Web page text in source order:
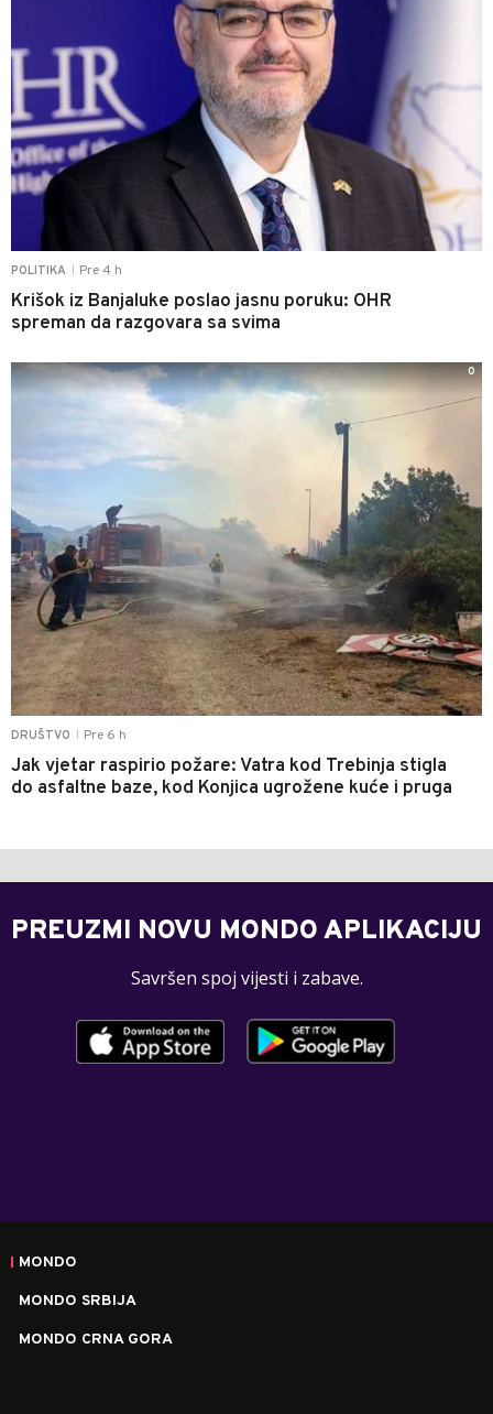
POLITIKA Pre 4 h
Krišok iz Banjaluke poslao jasnu poruku: OHR
spreman da razgovara sa svima
DRUŠTVO Pre 6 h
Jak vjetar raspirio požare: Vatra kod Trebinja stigla
do asfaltne baze, kod Konjica ugrožene kuće i pruga
0
PREUZMI NOVU MONDO APLIKACIJU
Savršen spoj vijesti i zabave.
MONDO
MONDO SRBIJA
MONDO CRNA GORA